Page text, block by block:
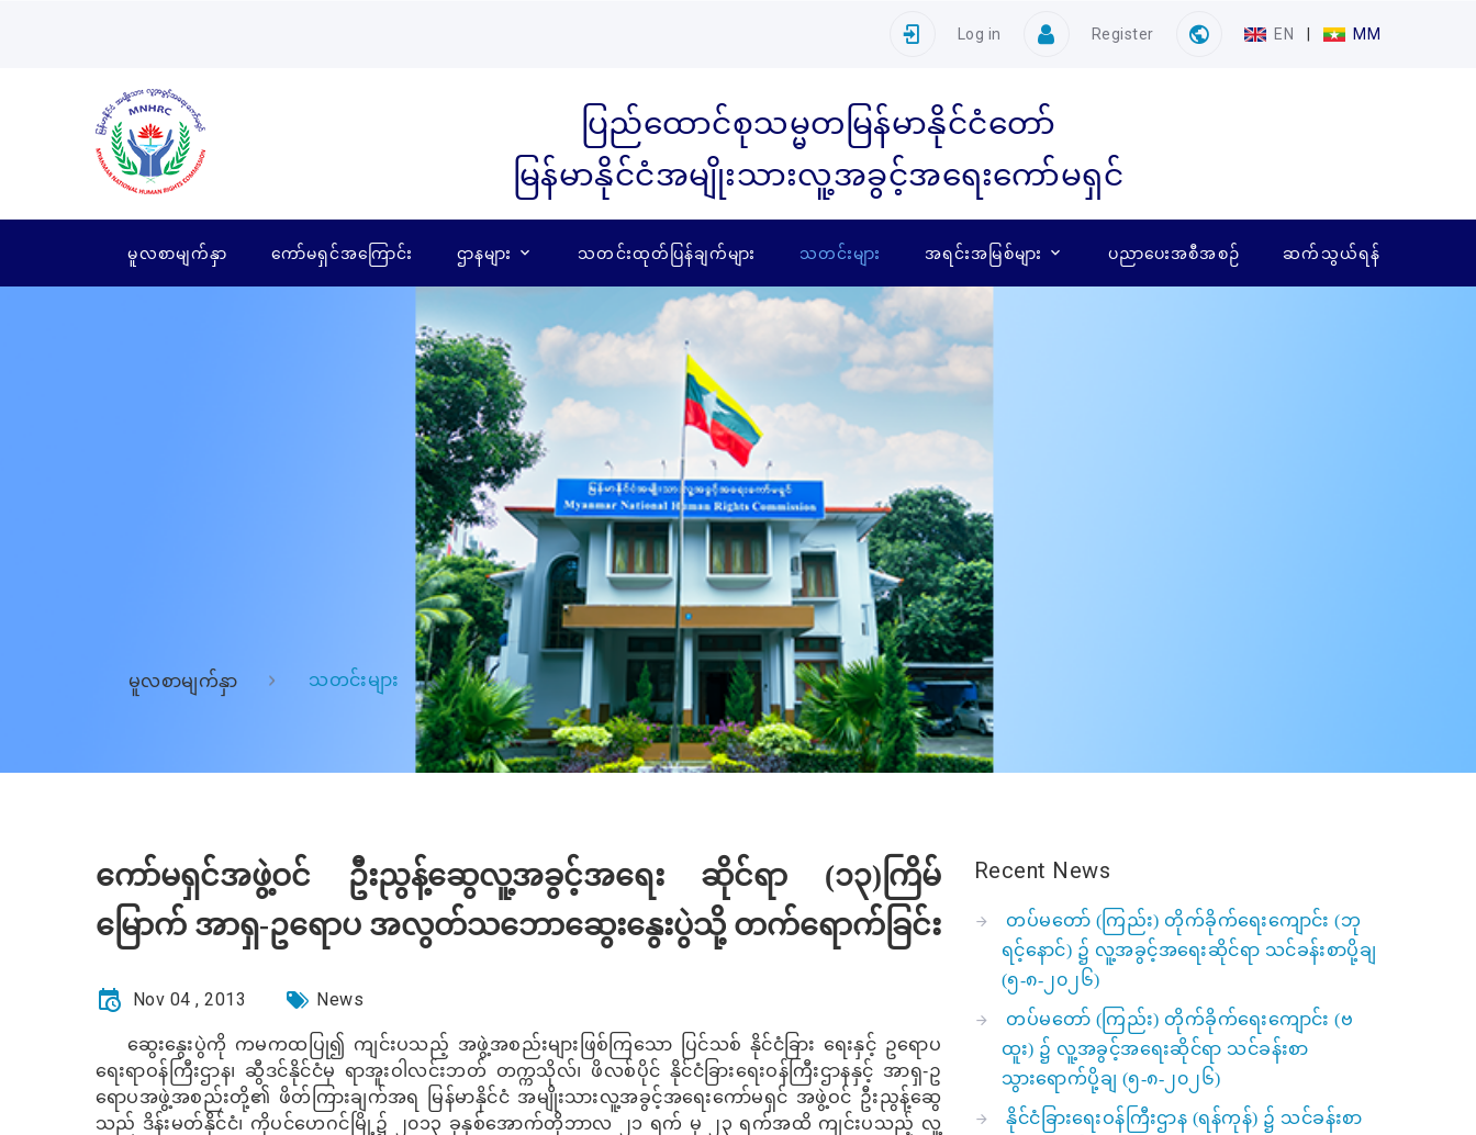
Log in Register EN | MM
ပြည်ထောင်စုသမ္မတမြန်မာနိုင်ငံတော်
မြန်မာနိုင်ငံအမျိုးသားလူ့အခွင့်အရေးကော်မရှင်
မူလစာမျက်နှာ ကော်မရှင်အကြောင်း ဌာနများ သတင်းထုတ်ပြန်ချက်များ သတင်းများ အရင်းအမြစ်များ ပညာပေးအစီအစဉ် ဆက်သွယ်ရန်
မူလစာမျက်နှာ သတင်းများ
ကော်မရှင်အဖွဲ့ဝင် ဦးညွန့်ဆွေလူ့အခွင့်အရေး ဆိုင်ရာ (၁၃)ကြိမ်
မြောက် အာရှ-ဥရောပ အလွတ်သဘောဆွေးနွေးပွဲသို့ တက်ရောက်ခြင်း
Nov 04 , 2013 News
ဆွေးနွေးပွဲကို ကမကထပြု၍ ကျင်းပသည့် အဖွဲ့အစည်းများဖြစ်ကြသော ပြင်သစ် နိုင်ငံခြား ရေးနှင့် ဥရောပ
ရေးရာဝန်ကြီးဌာန၊ ဆွီဒင်နိုင်ငံမှ ရာအူးဝါလင်းဘတ် တက္ကသိုလ်၊ ဖိလစ်ပိုင် နိုင်ငံခြားရေးဝန်ကြီးဌာနနှင့် အာရှ-ဥ​
ရောပအဖွဲ့အစည်းတို့၏ ဖိတ်ကြားချက်အရ မြန်မာနိုင်ငံ အမျိုးသားလူ့အခွင့်အရေးကော်မရှင် အဖွဲ့ဝင် ဦးညွန့်ဆွေ
သည် ဒိန်းမတ်နိုင်ငံ၊ ကိုပင်ဟေဂင်မြို့၌ ၂၀၁၃ ခုနှစ်အောက်တိုဘာလ ၂၁ ရက် မှ ၂၃ ရက်အထိ ကျင်းပသည့် လူ့
Recent News
တပ်မတော် (ကြည်း) တိုက်ခိုက်ရေးကျောင်း (ဘု
ရင့်နောင်) ၌ လူ့အခွင့်အရေးဆိုင်ရာ သင်ခန်းစာပို့ချ
(၅-၈-၂၀၂၆)
တပ်မတော် (ကြည်း) တိုက်ခိုက်ရေးကျောင်း (ဗ
ထူး) ၌ လူ့အခွင့်အရေးဆိုင်ရာ သင်ခန်းစာ
သွားရောက်ပို့ချ (၅-၈-၂၀၂၆)
နိုင်ငံခြားရေးဝန်ကြီးဌာန (ရန်ကုန်) ၌ သင်ခန်းစာ